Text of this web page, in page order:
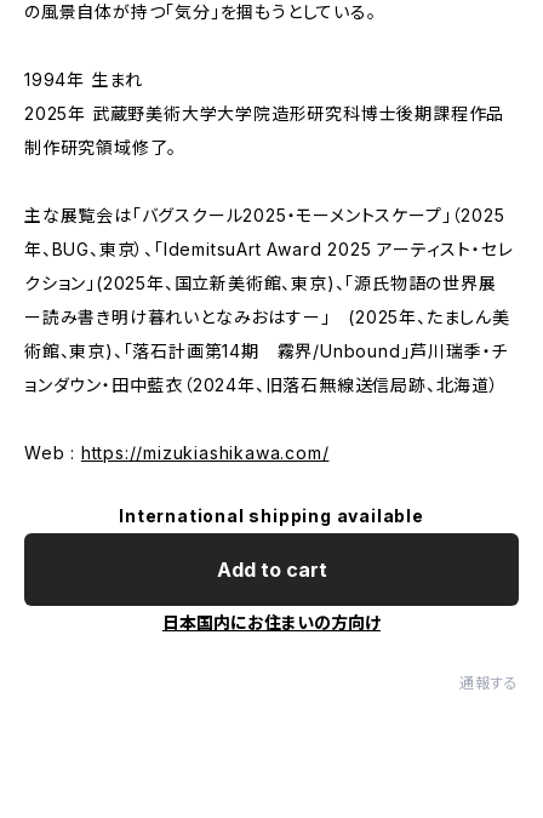
の風景自体が持つ「気分」を掴もうとしている。
1994年 生まれ
2025年 武蔵野美術大学大学院造形研究科博士後期課程作品
制作研究領域修了。
主な展覧会は「バグスクール2025・モーメントスケープ」（2025
年、BUG、東京）、「IdemitsuArt Award 2025 アーティスト・セレ
クション」(2025年、国立新美術館、東京)、「源氏物語の世界展
ー読み書き明け暮れいとなみおはすー」 (2025年、たましん美
術館、東京)、「落石計画第14期 霧界/Unbound」芦川瑞季・チ
ョンダウン・田中藍衣（2024年、旧落石無線送信局跡、北海道）
Web : https://mizukiashikawa.com/
International shipping available
Add to cart
日本国内にお住まいの方向け
通報する